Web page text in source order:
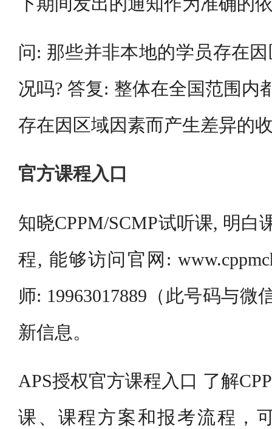
问: 那些并非本地的学员存在
况吗? 答复: 整体在全国范围内
存在因区域因素而产生差异的
官方课程入口
知晓CPPM/SCMP试听课, 明白
程, 能够访问官网:
师: 19963017889（此号码与微
新信息。
APS授权官方课程入口 了解
课、课程方案和报考流程，